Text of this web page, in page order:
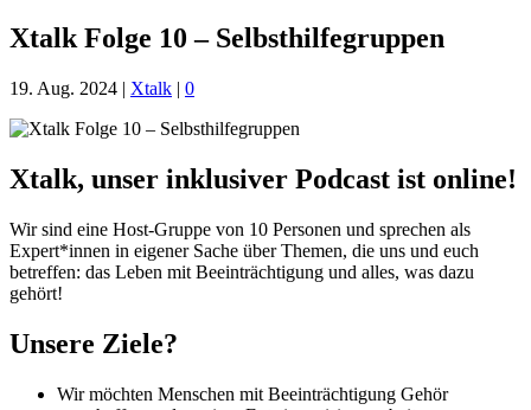
Xtalk Folge 10 – Selbsthilfegruppen
19. Aug. 2024 | Xtalk | 0
Xtalk, unser inklusiver Podcast ist online!
Wir sind eine Host-Gruppe von 10 Personen und sprechen als
Expert*innen in eigener Sache über Themen, die uns und euch
betreffen: das Leben mit Beeinträchtigung und alles, was dazu
gehört!
Unsere Ziele?
Wir möchten Menschen mit Beeinträchtigung Gehör